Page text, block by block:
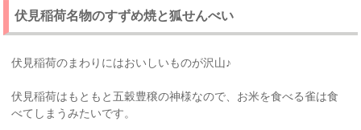
伏見稲荷名物のすずめ焼と狐せんべい
伏見稲荷のまわりにはおいしいものが沢山♪
伏見稲荷はもともと五穀豊穣の神様なので、お米を食べる雀は食
べてしまうみたいです。